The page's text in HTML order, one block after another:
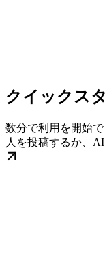
クイックス
数分で利用を開始
人を投稿するか、